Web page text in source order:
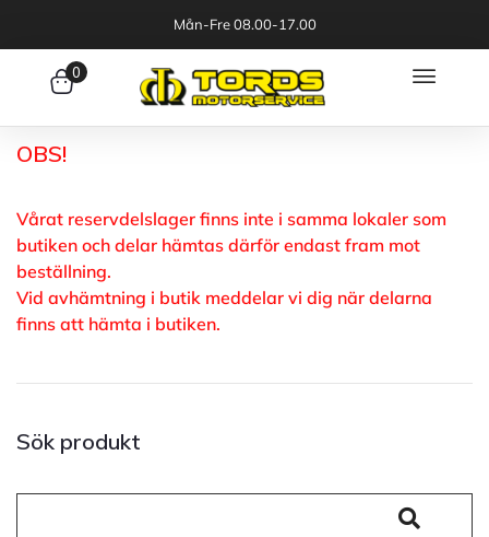
Mån-Fre 08.00-17.00
0
OBS!
Vårat reservdelslager finns inte i samma lokaler som
butiken och delar hämtas därför endast fram mot
beställning.
Vid avhämtning i butik meddelar vi dig när delarna
finns att hämta i butiken.
Sök produkt